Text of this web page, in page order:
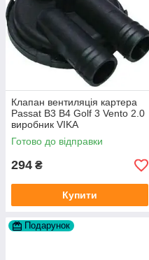
Клапан вентиляція картера
Passat B3 B4 Golf 3 Vento 2.0
виробник VIKA
Готово до відправки
294 ₴
Купити
Подарунок